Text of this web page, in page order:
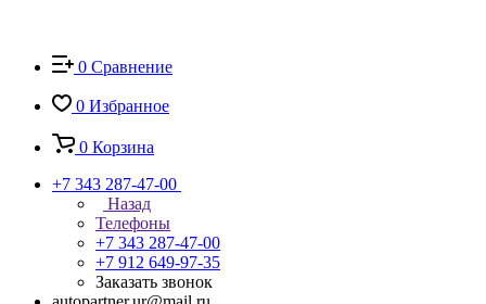
0 Сравнение
0 Избранное
0 Корзина
+7 343 287-47-00
Назад
Телефоны
+7 343 287-47-00
+7 912 649-97-35
Заказать звонок